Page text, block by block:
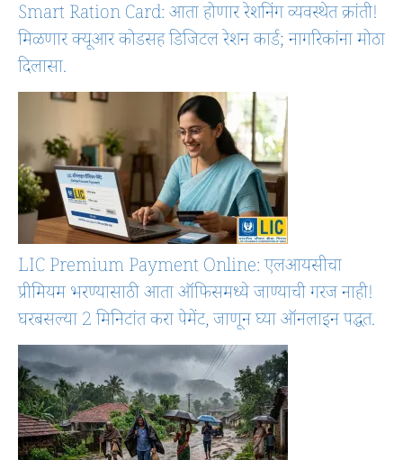
Smart Ration Card: आता होणार रेशनिंग व्यवस्थेत क्रांती!
मिळणार क्यूआर कोडसह डिजिटल रेशन कार्ड; नागरिकांना मोठा
दिलासा.
LIC Premium Payment Online: एलआयसीचा
प्रीमियम भरण्यासाठी आता ऑफिसमध्ये जाण्याची गरज नाही!
घरबसल्या 2 मिनिटांत करा पेमेंट, जाणून घ्या ऑनलाइन पद्धत.